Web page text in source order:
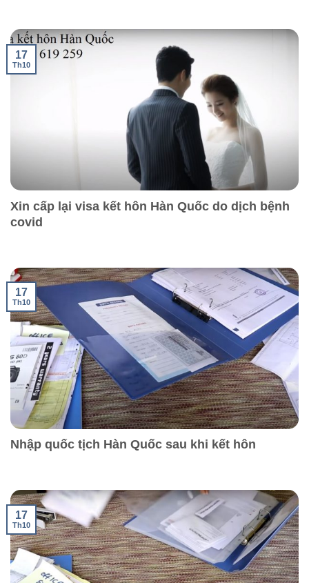
Xin cấp lại visa kết hôn Hàn Quốc do dịch bệnh
covid
17
Th10
Nhập quốc tịch Hàn Quốc sau khi kết hôn
17
Th10
17
Th10